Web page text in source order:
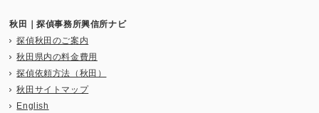
秋田｜探偵事務所興信所ナビ
探偵秋田のご案内
秋田県内の料金費用
探偵依頼方法（秋田）
秋田サイトマップ
English